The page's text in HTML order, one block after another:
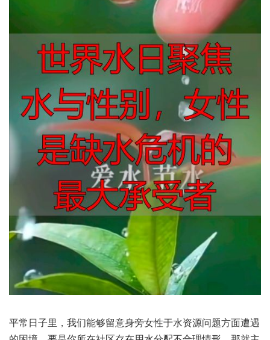
平常日子里，我们能够留意身旁女性于水资源问题方面遭遇